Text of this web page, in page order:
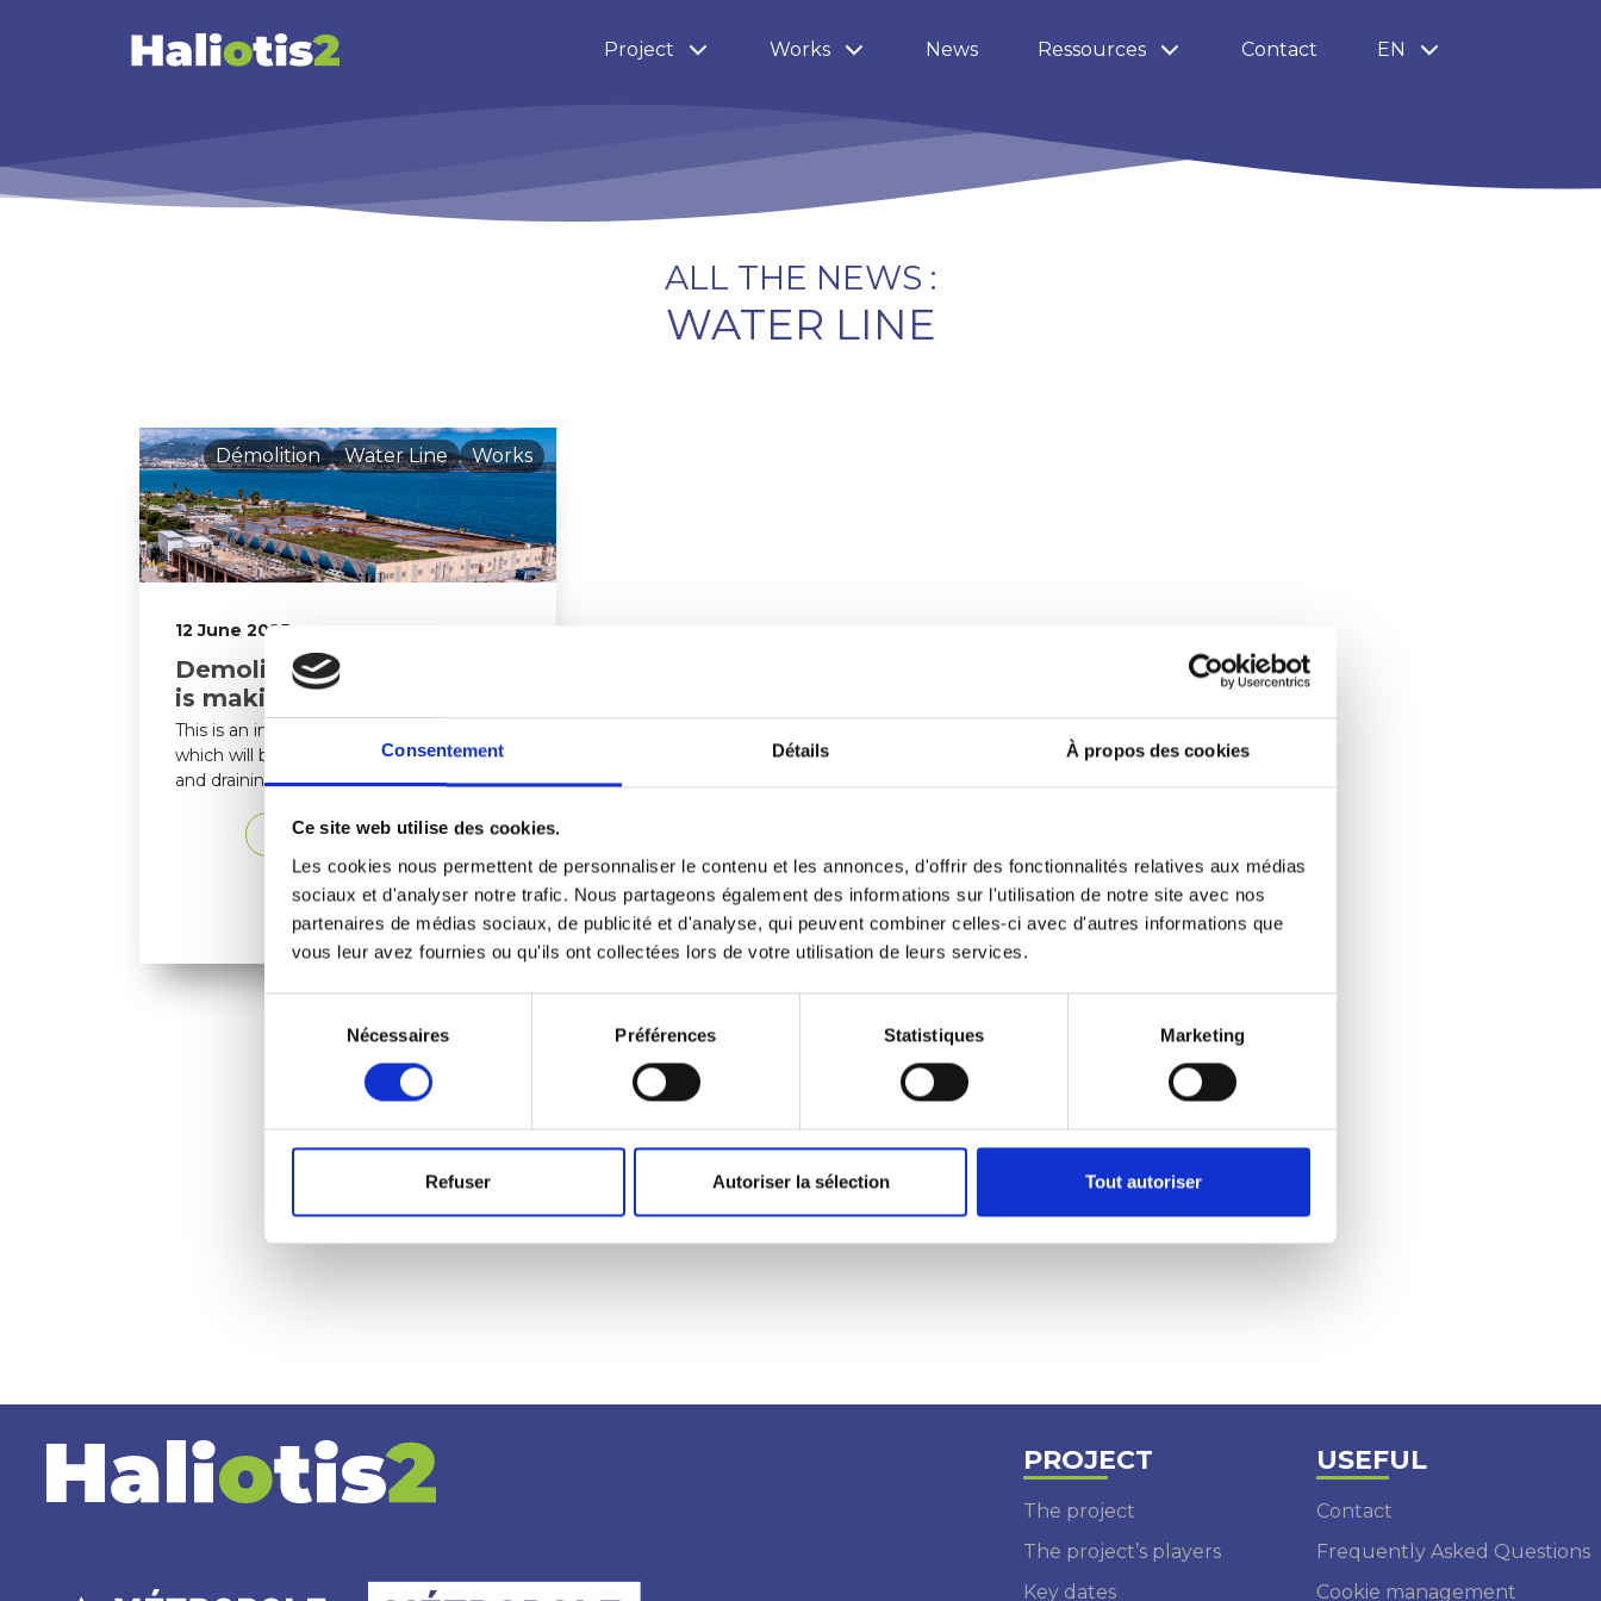
Consentement Détails À propos des cookies
Ce site web utilise des cookies.
Les cookies nous permettent de personnaliser le contenu et les annonces, d'offrir des fonctionnalités relatives aux médias
sociaux et d'analyser notre trafic. Nous partageons également des informations sur l'utilisation de notre site avec nos
partenaires de médias sociaux, de publicité et d'analyse, qui peuvent combiner celles-ci avec d'autres informations que
vous leur avez fournies ou qu'ils ont collectées lors de votre utilisation de leurs services.
consentement
Nécessaires Préférences Statistiques Marketing
Refuser Autoriser la sélection Tout autoriser
Project Works News Ressources Contact EN
ALL THE NEWS :
WATER LINE
Démolition Water Line Works
12 June 2025
Demolition work: Haliotis
is making way for…
This is an important step in the project,
which will begin very soon. A cleaning
and draining operation of the...
Learn more...
PROJECT
The project
The project’s players
Key dates
USEFUL
Contact
Frequently Asked Questions
Cookie management